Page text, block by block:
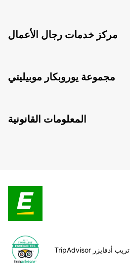
مركز خدمات رجال الأعمال
مجموعة يوروبكار موبيليتي
المعلومات القانونية
TripAdvisor تريب أدفايزر